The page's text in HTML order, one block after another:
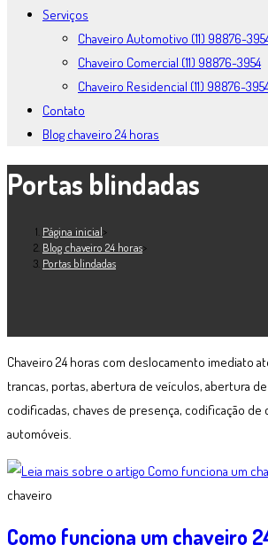
Serviços
Chaveiro Automotivo (11) 98876-
Chaveiro Comercial (11) 98876-3954
Chaveiro Residencial (11) 98876-
Contato
Blog chaveiro 24 horas
Portas blindadas
Página inicial>
Blog chaveiro 24 horas>
Portas blindadas
Chaveiro 24 horas com deslocamento imediato
trancas, portas, abertura de veículos, abertura
codificadas, chaves de presença, codificação de
automóveis.
chaveiro
Como funciona um chaveiro